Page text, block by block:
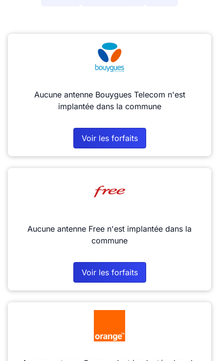
Aucune antenne Bouygues Telecom n'est
implantée dans la commune
Voir les forfaits
Aucune antenne Free n'est implantée dans la
commune
Voir les forfaits